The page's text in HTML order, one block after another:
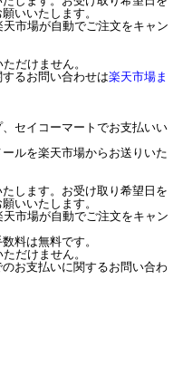
いいたします。
市場が自動でご注文をキャン
だけません。
るお問い合わせは楽天市場ま
セイコーマートでお支払いい
ルを楽天市場からお送りいた
します。お受け取り希望日を
いいたします。
市場が自動でご注文をキャン
料は無料です。
だけません。
お支払いに関するお問い合わ